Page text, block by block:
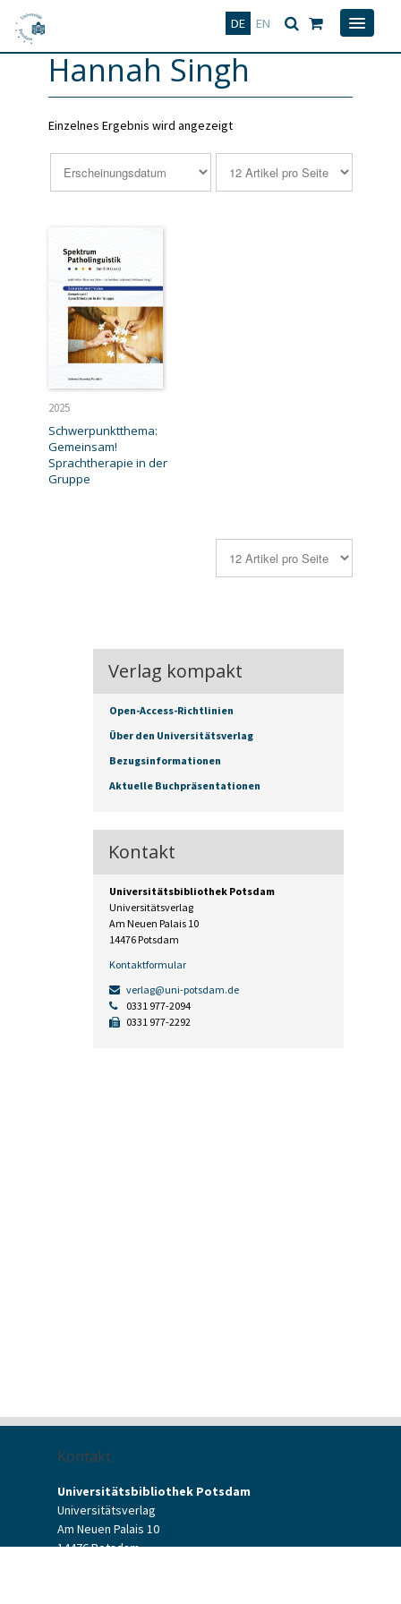
DE EN
Deutsch
Hannah Singh
Einzelnes Ergebnis wird angezeigt
2025
Schwerpunktthema:
Gemeinsam!
Sprachtherapie in der
Gruppe
Verlag kompakt
Open-Access-Richtlinien
Über den Universitätsverlag
Bezugsinformationen
Aktuelle Buchpräsentationen
Kontakt
Universitätsbibliothek Potsdam
Universitätsverlag
Am Neuen Palais 10
14476 Potsdam
Kontaktformular
verlag@uni-potsdam.de
0331 977-2094
0331 977-2292
Kontakt
Universitätsbibliothek Potsdam
Universitätsverlag
Am Neuen Palais 10
14476 Potsdam